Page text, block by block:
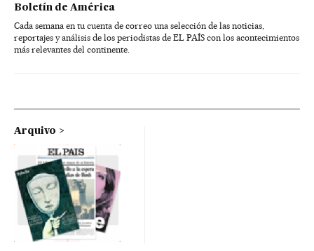
Boletín de América
Cada semana en tu cuenta de correo una selección de las noticias,
reportajes y análisis de los periodistas de EL PAÍS con los acontecimientos
más relevantes del continente.
Arquivo